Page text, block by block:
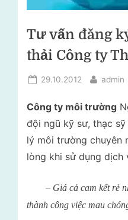
Tư vấn đăng
thải Công ty
Posted
29.10.2012 By
admin
Công ty môi trường
đội ngũ kỹ sư, thạc
lý môi trường chuyên
lòng khi sử dụng dịch
– Giá cả cam kết rẻ
thành công việc mau